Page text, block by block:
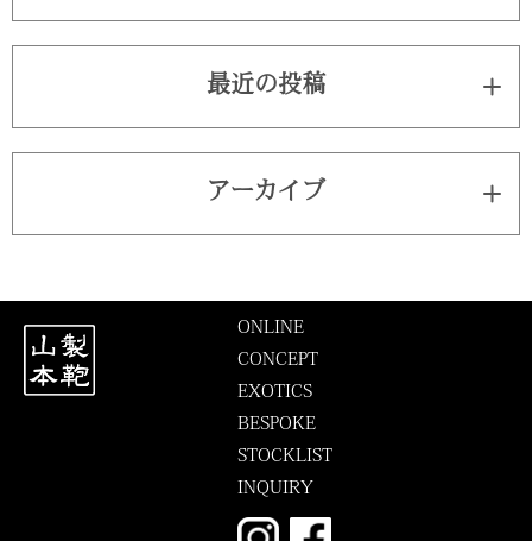
最近の投稿
アーカイブ
ONLINE
CONCEPT
EXOTICS
BESPOKE
STOCKLIST
INQUIRY